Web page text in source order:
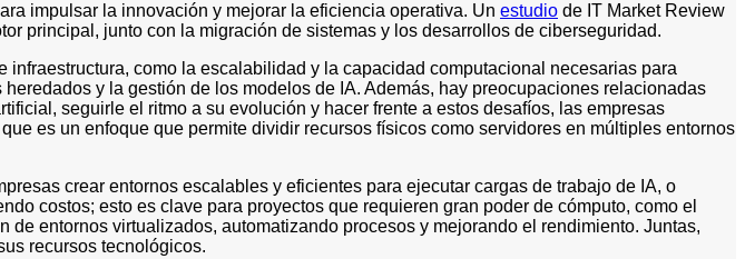
impulsar la innovación y mejorar la eficiencia operativa. Un estudio de IT Market Review
principal, junto con la migración de sistemas y los desarrollos de ciberseguridad.
como la escalabilidad y la capacidad computacional necesarias para
y la gestión de los modelos de IA. Además, hay preocupaciones relacionadas
seguirle el ritmo a su evolución y hacer frente a estos desafíos, las empresas
es un enfoque que permite dividir recursos físicos como servidores en múltiples entornos
crear entornos escalables y eficientes para ejecutar cargas de trabajo de IA, o
costos; esto es clave para proyectos que requieren gran poder de cómputo, como el
entornos virtualizados, automatizando procesos y mejorando el rendimiento. Juntas,
recursos tecnológicos.